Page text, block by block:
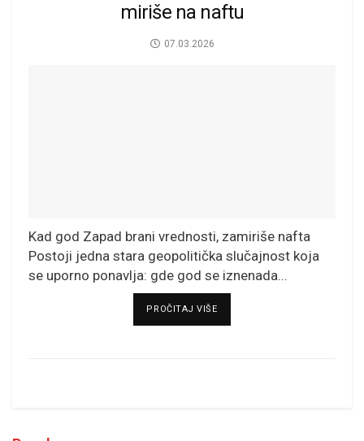
miriše na naftu
07.03.2026
Kad god Zapad brani vrednosti, zamiriše nafta
Postoji jedna stara geopolitička slučajnost koja
se uporno ponavlja: gde god se iznenada...
PROČITAJ VIŠEDETAILS